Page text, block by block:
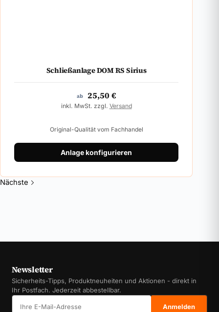
Schließanlage DOM RS Sirius
ab 25,50€
inkl. MwSt. zzgl. Versand
Original-Qualität vom Fachhandel
Anlage konfigurieren
Nächste
Newsletter
Sicherheits-Tipps, Produktneuheiten und Aktionen - direkt in
Ihr Postfach. Jederzeit abbestellbar.
Anmelden